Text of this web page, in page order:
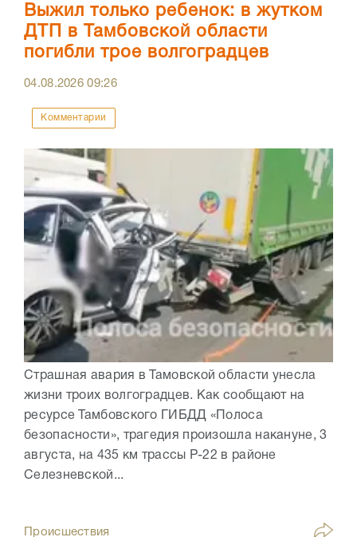
Выжил только ребенок: в жутком
ДТП в Тамбовской области
погибли трое волгоградцев
04.08.202609:26
Комментарии
Страшная авария в Тамовской области унесла
жизни троих волгоградцев. Как сообщают на
ресурсе Тамбовского ГИБДД «Полоса
безопасности», трагедия произошла накануне, 3
августа, на 435 км трассы Р-22 в районе
Селезневской...
Происшествия